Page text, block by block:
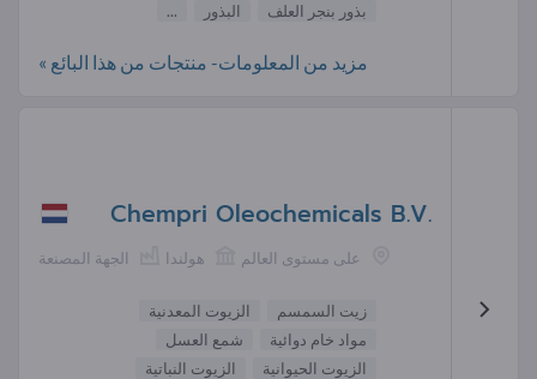
بذور بنجر العلف
البذور ...
مزيد من المعلومات- منتجات من هذا البائع »
Chempri Oleochemicals B.V.
الجهة المصنعة هولندا على مستوى العالم
زيت السمسم
الزيوت المعدنية
مواد خام دوائية
شمع العسل
الزيوت الحيوانية
الزيوت النباتية